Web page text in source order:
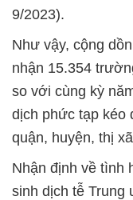
9/2023).
Như vậy, cộng
nhận 15.354
so với cùng kỳ
dịch phức tạp kéo
quận, huyện, thị
Nhận định về tình
sinh dịch tễ Trung